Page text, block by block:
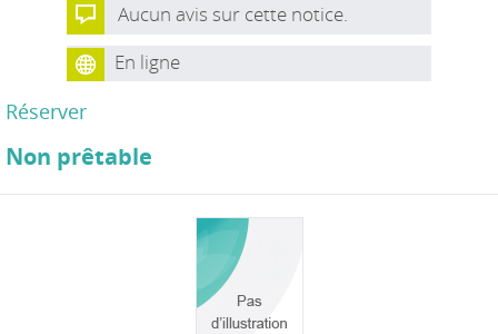
Aucun avis sur cette notice.
En ligne
Réserver
Non prêtable